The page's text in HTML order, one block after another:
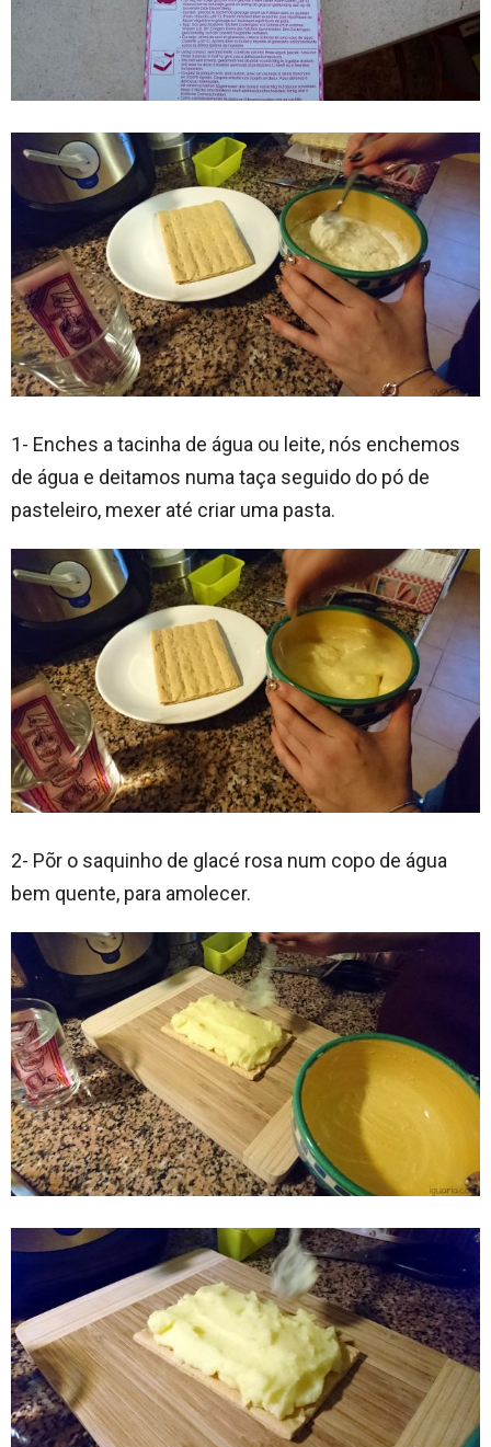
1- Enches a tacinha de água ou leite, nós enchemos
de água e deitamos numa taça seguido do pó de
pasteleiro, mexer até criar uma pasta.
2- Põr o saquinho de glacé rosa num copo de água
bem quente, para amolecer.